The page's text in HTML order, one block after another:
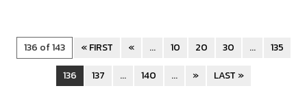
136 of 143 « FIRST « ... 10 20 30 ...
135
136
137 ... 140 ... » LAST »